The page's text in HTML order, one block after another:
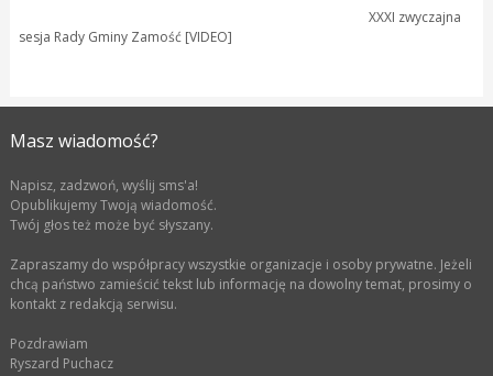
XXXI zwyczajna
sesja Rady Gminy Zamość [VIDEO]
Masz wiadomość?
Napisz, zadzwoń, wyślij sms'a!
Opublikujemy Twoją wiadomość.
Twój głos też może być słyszany.
Zapraszamy do współpracy wszystkie organizacje i osoby prywatne. Jeżeli
chcą państwo zamieścić tekst lub informację na dowolny temat, prosimy o
kontakt z redakcją serwisu.
Pozdrawiam
Ryszard Puchacz